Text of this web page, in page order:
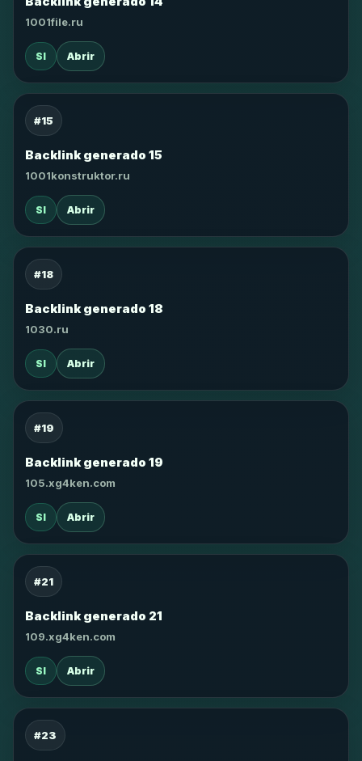
1001file.ru
SI Abrir
#15
Backlink generado 15
1001konstruktor.ru
SI Abrir
#18
Backlink generado 18
1030.ru
SI Abrir
#19
Backlink generado 19
105.xg4ken.com
SI Abrir
#21
Backlink generado 21
109.xg4ken.com
SI Abrir
#23